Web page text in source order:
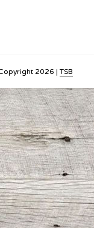
2026 | TSB